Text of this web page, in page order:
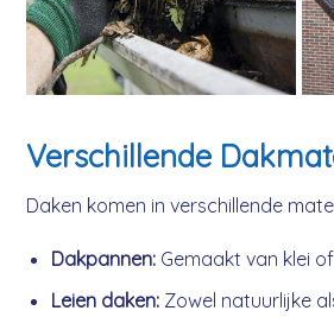
Verschillende
Daken komen in verschillende
Dakpannen:Gemaakt van klei
Leien daken:Zowel natuurlijke